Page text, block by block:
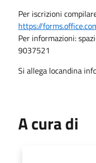
Per iscrizioni
https://
Per informazioni:
9037521
Si allega locandina
A cura di